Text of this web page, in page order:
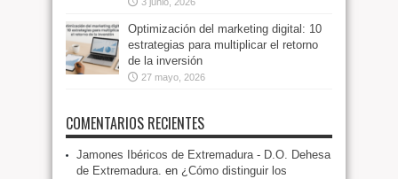
Optimización del marketing digital: 10
estrategias para multiplicar el retorno
de la inversión
27 mayo, 2026
COMENTARIOS RECIENTES
Jamones Ibéricos de Extremadura - D.O. Dehesa
de Extremadura. en ¿Cómo distinguir los